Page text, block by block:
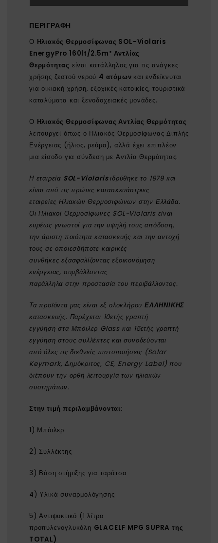
ΠΕΡΙΓΡΑΦΉ
Ο Ηλιακός Θερμοσίφωνας SOL-Violaris
EnergyPro 160lt/2.5m² Αντλίας
Θερμότητας είναι κατάλληλος για τις ανάγκες
χρήσης ζεστού νερού 4 ατόμων και ενδείκνυται
για οικιακή χρήση, εξοχικές κατοικίες, τουριστικά
καταλύματα και ξενοδοχειακές μονάδες.
Ο Ηλιακός Θερμοσίφωνας Αντλίας Θερμότητας
λειτουργεί όπως ο Ηλιακός Θερμοσίφωνας Διπλής
Ενέργειας (ήλιος, ρεύμα), αλλά έχει επιπλέον
μια είσοδο για σύνδεση με Αντλία Θερμότητας.
Η εταιρεία SOL-Violaris ιδρύθηκε το 1979 και
είναι από τις πρώτες κατασκευάστριες
εταιρείες Ηλιακών Θερμοσιφώνων στην Ελλάδα.
Οι Ηλιακοί Θερμοσίφωνες SOL-Violaris είναι
ευρέως γνωστοί για την υψηλή τους απόδοση,
την άριστη ποιότητα κατασκευής και την αντοχή
τους σε οποιεσδήποτε καιρικές
συνθήκες εξασφαλίζοντας εξοικονόμηση
ενέργειας, συμβάλλοντας
παράλληλα στην προστασία του περιβάλλοντος.
Τα προϊόντα μας είναι εξ ολοκλήρουΕΛΛΗΝΙΚΗΣ
κατασκευής. Παρέχεται 10ετής γραπτή
εγγύηση στα Μπόιλερ Glass και 15ετής γραπτή
εγγύηση στους συλλέκτες και συνοδεύονται
από όλες τις διεθνείς πιστοποιήσεις (Solar
Keymark, Δημόκριτος, CE, Energy Label) που
διέπουν την ορθή λειτουργία των ηλιακών
συστημάτων.
Στην τιμή περιλαμβάνονται:
1) Μπόιλερ
2) Συλλέκτης
3) Βάση στήριξης για ταράτσα
4) Υλικά συναρμολόγησης
5) Αντιψυκτικό (1 λίτρο
προπυλενογλυκόλη GLACELF MPG SUPRA της
TOTAL)